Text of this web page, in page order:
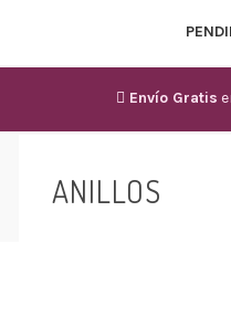
Envío Gratis
ANILLOS